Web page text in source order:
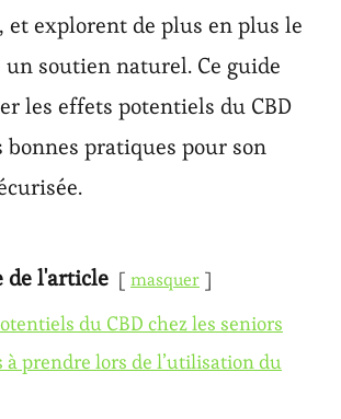
explorent de plus en plus le
un soutien naturel. Ce guide
les effets potentiels du CBD
bonnes pratiques pour son
de l'article masquer
du CBD chez les seniors
à prendre lors de l’utilisation du